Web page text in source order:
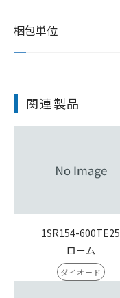
梱包単位
関連製品
1SR154-600TE25
ローム
ダイオード